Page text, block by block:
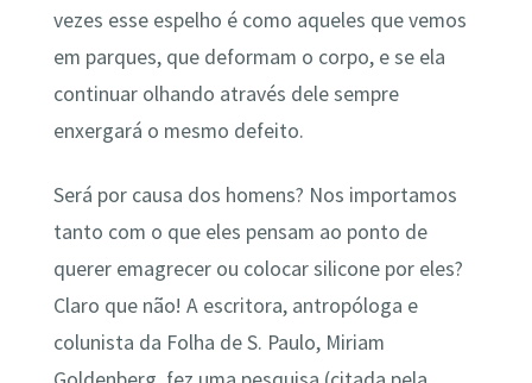
vezes esse espelho é como aqueles que vemos
em parques, que deformam o corpo, e se ela
continuar olhando através dele sempre
enxergará o mesmo defeito.
Será por causa dos homens? Nos importamos
tanto com o que eles pensam ao ponto de
querer emagrecer ou colocar silicone por eles?
Claro que não! A escritora, antropóloga e
colunista da Folha de S. Paulo, Miriam